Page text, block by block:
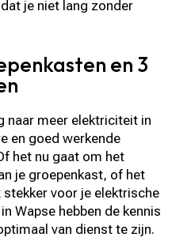
je niet lang zonder
en 3
naar meer elektriciteit in
en goed werkende
het nu gaat om het
je groepenkast, of het
stekker voor je elektrische
Wapse hebben de kennis
van dienst te zijn.